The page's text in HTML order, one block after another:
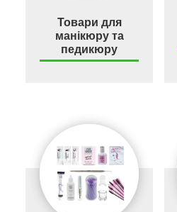
Товари для
манікюру та
педикюру